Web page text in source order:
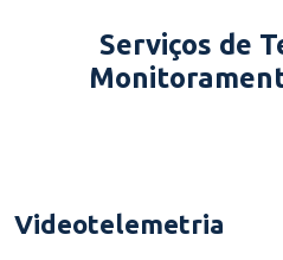
Serviços de
Videotelemetria